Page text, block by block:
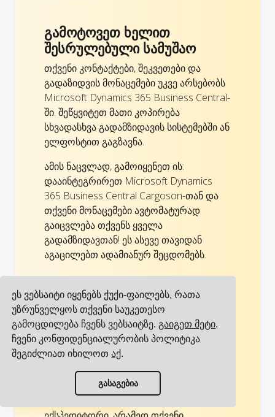
ეს ვებსაიტი იყენებს ქუქი-ფაილებს, რათა
უზრუნველყოს თქვენი საუკეთესო
გამოცდილება ჩვენს ვებსაიტზე. გაიგეთ მეტი.
ჩვენი კონფიდენციალურობის პოლიტიკა
შეგიძლიათ იხილოთაქ.
გასაგებია
გამოტოვეთ ხელით
შესრულებული სამუშაო
თქვენი კონტაქტები, შეკვეთები და
გადაზიდვის მონაცემები უკვე არსებობს
Microsoft Dynamics 365 Business Central-
ში. შეწყვიტეთ მათი კოპირება
სხვადასხვა გადამზიდავის სისტემებში ან
ელფოსტით გაგზავნა.
ამის ნაცვლად, გამოიყენეთ ის:
დააინტეგრირეთ Microsoft Dynamics
365 Business Central Cargoson-თან და
თქვენი მონაცემები ავტომატურად
გაიცვლება თქვენს ყველა
გადამზიდავთან! ეს ასევე თავიდან
აგაცილებთ ადამიანურ შეცდომებს.
აირჩიეთ და შეარჩიეთ
რომელი გადამზიდავები
გსურთ
გადამზიდავები, რომელთანაც გსურთ
მუშაობა, თქვენი გადაწყვეტილებაა, არა
ჩვენი საქმე.
ნახეთ ყველა ინტეგრაცია
ნახეთ ყველა გადამზიდავი